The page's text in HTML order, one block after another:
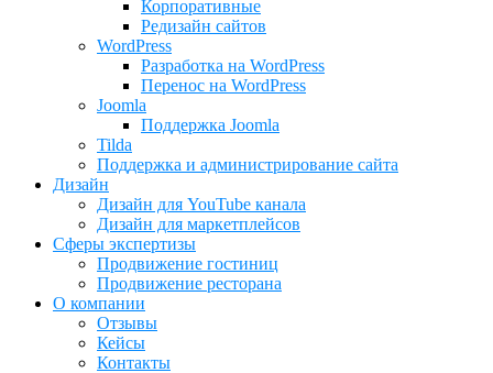
Корпоративные
Редизайн сайтов
WordPress
Разработка на WordPress
Перенос на WordPress
Joomla
Поддержка Joomla
Tilda
Поддержка и администрирование сайта
Дизайн
Дизайн для YouTube канала
Дизайн для маркетплейсов
Сферы экспертизы
Продвижение гостиниц
Продвижение ресторана
О компании
Отзывы
Кейсы
Контакты